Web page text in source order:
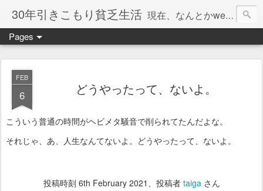
30年引きこもり貧乏生活 現在、なんとかweb系の仕事で食べています。このブログで扱う問題は「この世とはなにか」「人生とはなにか」「人間とはなにか」「強迫神経症の原因と解決法」「うつ病の原因と寄り添う方法」「家族の問題」などについてです。
Pages
FEB
6 どうやったって、ないよ。
こういう普通の時間がヘビメタ騒音で削られてたんだよな。
それじゃ、あ、人生なんてないよ。どうやったって、ないよ。
投稿時刻 6th February 2021 、投稿者 taigaさん